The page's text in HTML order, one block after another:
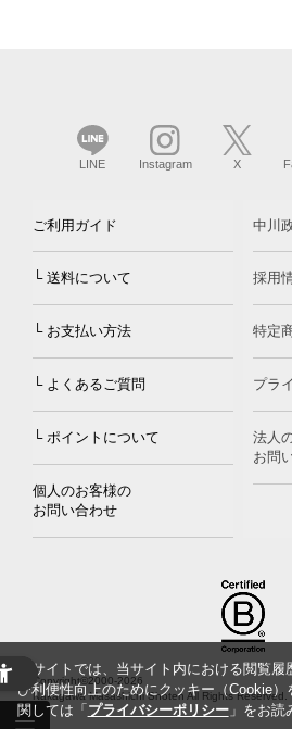
LINE Instagram X
ご利用ガイド
└ 送料について
└ お支払い方法
└ よくあるご質問
└ ポイントについて
個人のお客様の
お問い合わせ
中川
採用
特定
プラ
法人
お問
Copyright©2000-2026
Nakagawa Masashichi Shoten All Rights Reserved.
当サイトでは、当サイト内における閲覧
び利便性向上のためにクッキー（Cookie
関しては「 プライバシーポリシー」をお読